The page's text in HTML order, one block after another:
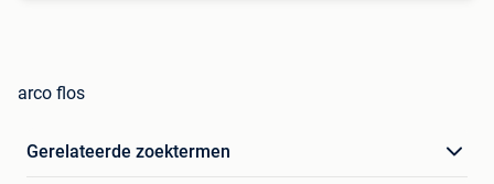
arco flos
Gerelateerde zoektermen